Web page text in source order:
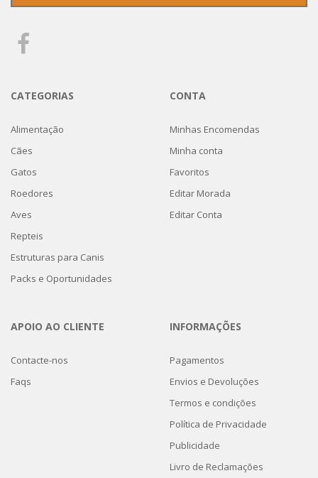
CATEGORIAS
Alimentação
Cães
Gatos
Roedores
Aves
Repteis
Estruturas para Canis
Packs e Oportunidades
CONTA
Minhas Encomendas
Minha conta
Favoritos
Editar Morada
Editar Conta
APOIO AO CLIENTE
Contacte-nos
Faqs
INFORMAÇÕES
Pagamentos
Envios e Devoluções
Termos e condições
Política de Privacidade
Publicidade
Livro de Reclamações